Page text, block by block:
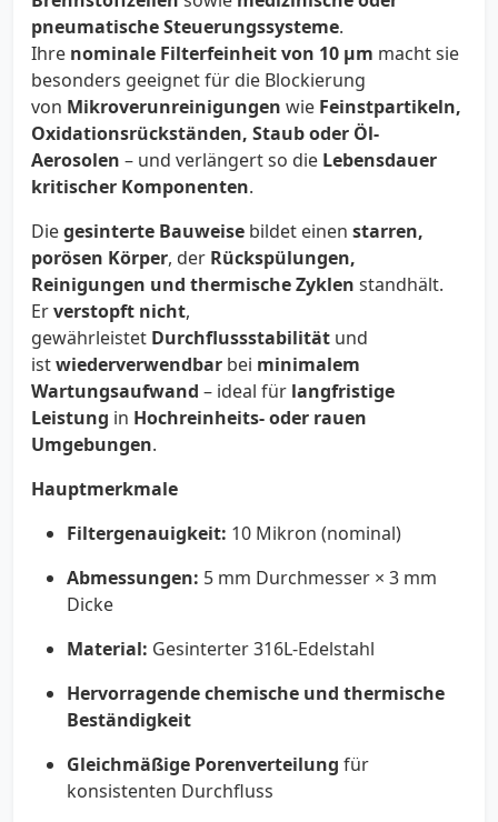
pneumatische Steuerungssysteme.
Ihre nominale Filterfeinheit von 10 µm macht sie
besonders geeignet für die Blockierung
von Mikroverunreinigungen wie Feinstpartikeln,
Oxidationsrückständen, Staub oder Öl-
Aerosolen – und verlängert so die Lebensdauer
kritischer Komponenten.
Diegesinterte Bauweise bildet einen starren,
porösen Körper, der Rückspülungen,
Reinigungen und thermische Zyklen standhält.
Erverstopft nicht,
gewährleistet Durchflussstabilität und
istwiederverwendbar bei minimalem
Wartungsaufwand – ideal für langfristige
Leistung in Hochreinheits- oder rauen
Umgebungen.
Hauptmerkmale
Filtergenauigkeit: 10 Mikron (nominal)
Abmessungen: 5 mm Durchmesser × 3 mm
Dicke
Material: Gesinterter 316L-Edelstahl
Hervorragende chemische und thermische
Beständigkeit
Gleichmäßige Porenverteilung für
konsistenten Durchfluss